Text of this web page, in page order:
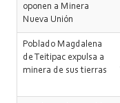
oponen a Minera
Nueva Unión
Poblado Magdalena
de Teitipac expulsa a
minera de sus tierras